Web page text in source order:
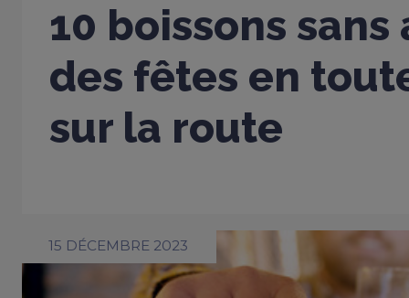
10 boissons
des fêtes en
sur la route
15 DÉCEMBRE 2023